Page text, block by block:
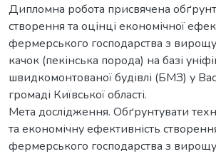
Дипломна робота присвячена
створення та оцінці економічної
фермерського господарства з
качок (пекінська порода) на базі
швидкомонтованої будівлі (БМЗ) у
громаді Київської області.
Мета дослідження. Обґрунтувати
та економічну ефективність
фермерського господарства з